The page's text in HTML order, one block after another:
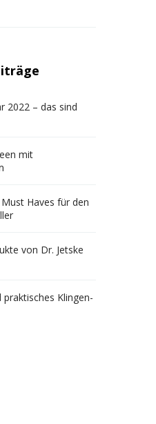
2022 – das sind
mit
Haves für den
von Dr. Jetske
praktisches Klingen-